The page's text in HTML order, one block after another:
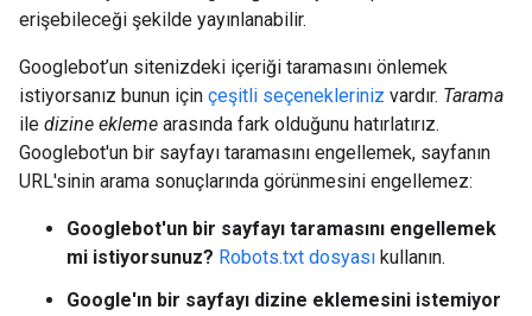
erişebileceği şekilde yayınlanabilir.
Googlebot’un sitenizdeki içeriği taramasını önlemek
istiyorsanız bunun için çeşitli seçenekleriniz vardır. Tarama
ile dizine ekleme arasında fark olduğunu hatırlatırız.
Googlebot'un bir sayfayı taramasını engellemek, sayfanın
URL'sinin arama sonuçlarında görünmesini engellemez:
Googlebot'un bir sayfayı taramasını engellemek
mi istiyorsunuz? Robots.txt dosyası kullanın.
Google'ın bir sayfayı dizine eklemesini istemiyor